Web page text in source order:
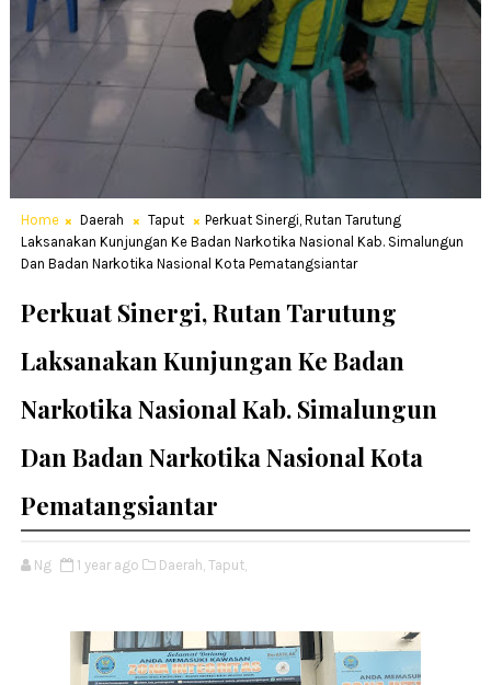
Home Daerah Taput
Perkuat Sinergi, Rutan Tarutung
Laksanakan Kunjungan Ke Badan Narkotika Nasional Kab. Simalungun
Dan Badan Narkotika Nasional Kota Pematangsiantar
Perkuat Sinergi, Rutan Tarutung
Laksanakan Kunjungan Ke Badan
Narkotika Nasional Kab. Simalungun
Dan Badan Narkotika Nasional Kota
Pematangsiantar
Ng 1 year ago Daerah, Taput,